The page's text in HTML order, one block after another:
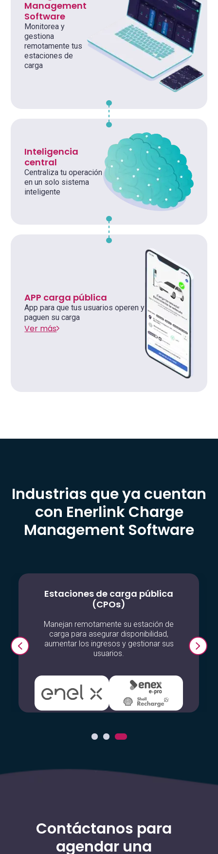
Management
Software
Monitorea y
gestiona
remotamente tus
estaciones de
carga
Inteligencia
central
Centraliza tu operación
en un solo sistema
inteligente
APP carga pública
App para que tus usuarios operen y
paguen su carga
Ver más
Industrias que ya cuentan
con Enerlink Charge
Management Software
Estaciones de carga pública
(CPOs)
Manejan remotamente su estación de
carga para asegurar disponibilidad,
aumentar los ingresos y gestionar sus
usuarios.
Contáctanos para
agendar una